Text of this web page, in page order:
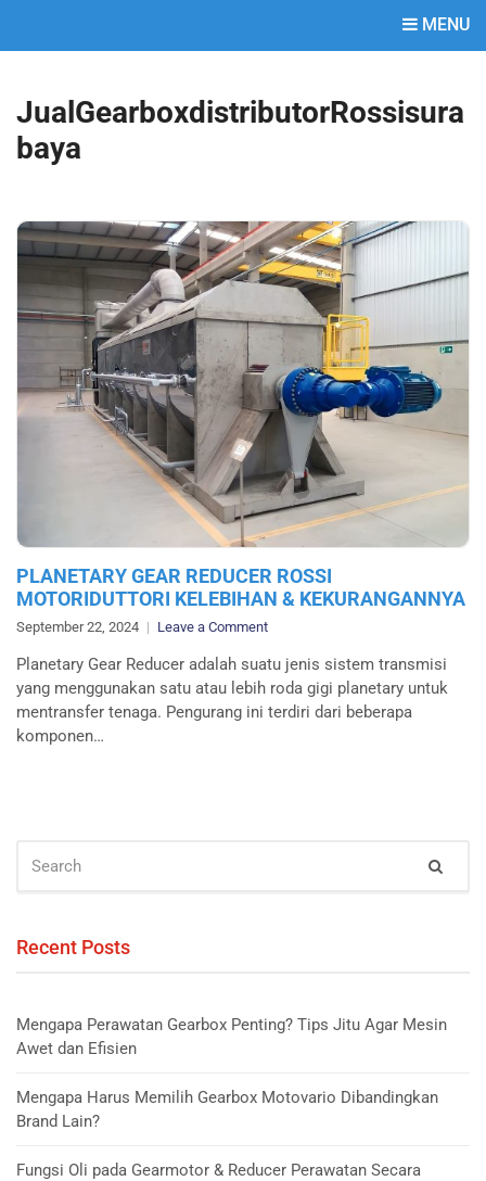
MENU
JualGearboxdistributorRossisura
baya
PLANETARY GEAR REDUCER ROSSI
MOTORIDUTTORI KELEBIHAN & KEKURANGANNYA
September 22, 2024 Leave a Commenton
GEAR
REDUCER
ROSSI
Planetary Gear Reducer adalah suatu jenis sistem transmisi
yang menggunakan satu atau lebih roda gigi planetary untuk
mentransfer tenaga. Pengurang ini terdiri dari beberapa
komponen…
FOR:
Recent Posts
Mengapa Perawatan Gearbox Penting? Tips Jitu Agar Mesin
Awet dan Efisien
Mengapa Harus Memilih Gearbox Motovario Dibandingkan
Brand Lain?
Fungsi Oli pada Gearmotor & Reducer Perawatan Secara